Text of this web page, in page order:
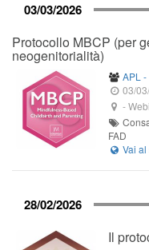
03/03/2026
Protocollo MBCP (per
neogenitorialità)
APL
03/
-
FAD
28/02/2026
Il